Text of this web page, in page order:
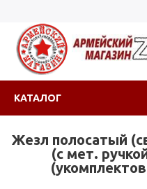
КАТАЛОГ
Жезл полосатый
(с мет.